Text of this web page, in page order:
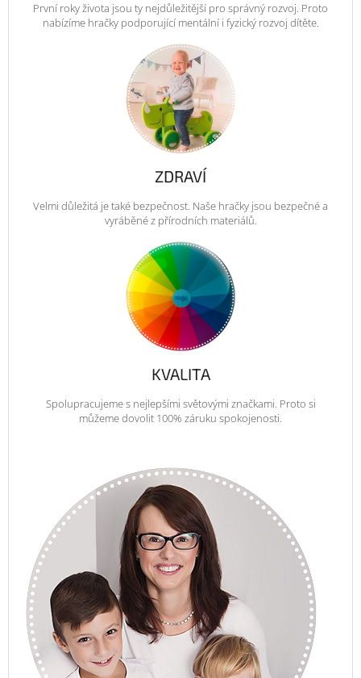
První roky života jsou ty nejdůležitější pro správný rozvoj. Proto
nabízíme hračky podporující mentální i fyzický rozvoj dítěte.
ZDRAVÍ
Velmi důležitá je také bezpečnost. Naše hračky jsou bezpečné a
vyráběné z přírodních materiálů.
KVALITA
Spolupracujeme s nejlepšími světovými značkami. Proto si
můžeme dovolit 100% záruku spokojenosti.